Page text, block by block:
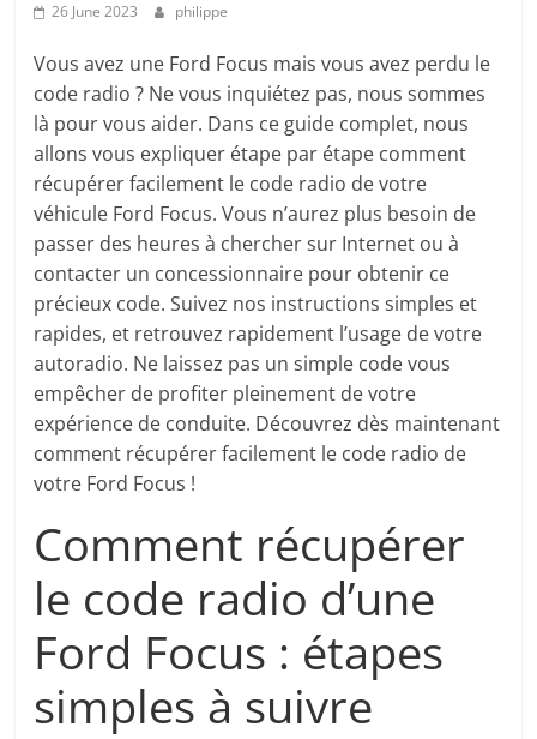
26 June 2023 philippe
Vous avez une Ford Focus mais vous avez perdu le
code radio ? Ne vous inquiétez pas, nous sommes
là pour vous aider. Dans ce guide complet, nous
allons vous expliquer étape par étape comment
récupérer facilement le code radio de votre
véhicule Ford Focus. Vous n’aurez plus besoin de
passer des heures à chercher sur Internet ou à
contacter un concessionnaire pour obtenir ce
précieux code. Suivez nos instructions simples et
rapides, et retrouvez rapidement l’usage de votre
autoradio. Ne laissez pas un simple code vous
empêcher de profiter pleinement de votre
expérience de conduite. Découvrez dès maintenant
comment récupérer facilement le code radio de
votre Ford Focus !
Comment récupérer
le code radio d’une
Ford Focus : étapes
simples à suivre